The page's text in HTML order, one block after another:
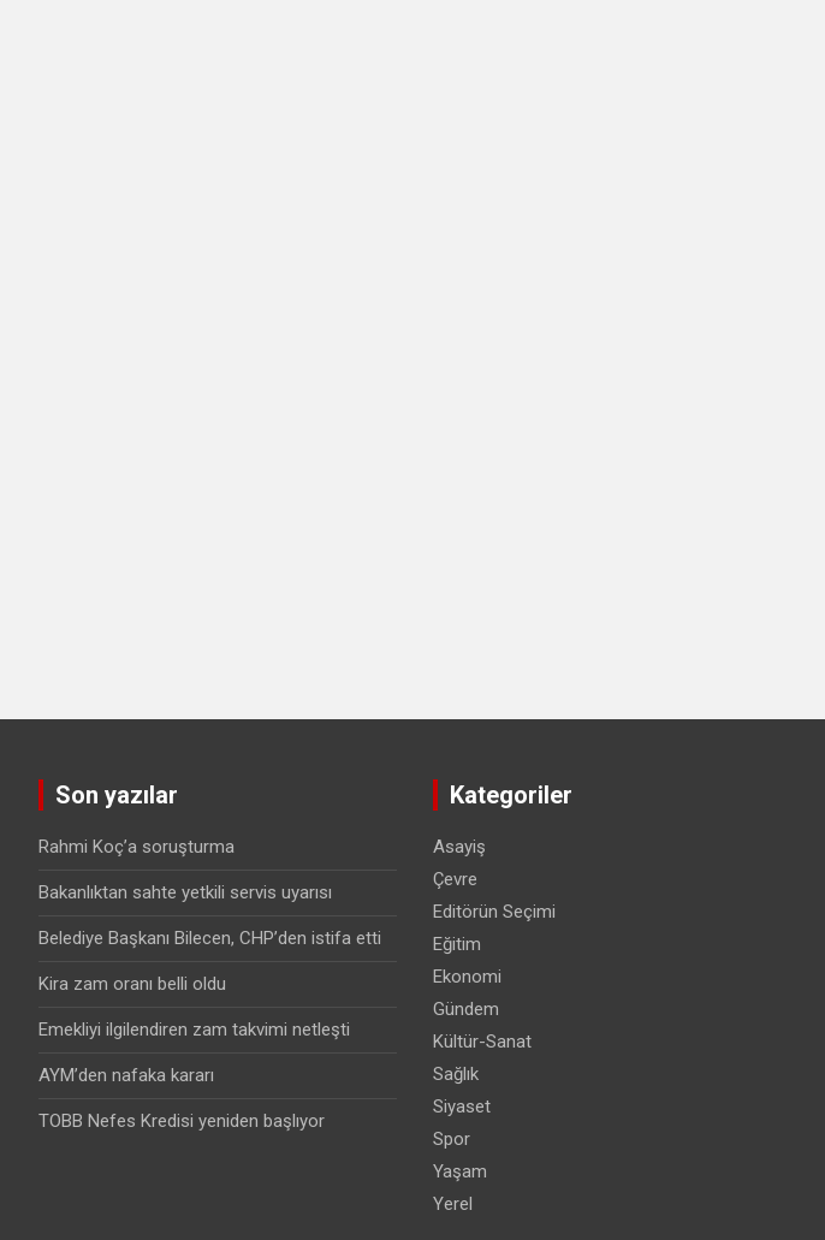
Son yazılar
Rahmi Koç’a soruşturma
Bakanlıktan sahte yetkili servis uyarısı
Belediye Başkanı Bilecen, CHP’den istifa etti
Kira zam oranı belli oldu
Emekliyi ilgilendiren zam takvimi netleşti
AYM’den nafaka kararı
TOBB Nefes Kredisi yeniden başlıyor
Kategoriler
Asayiş
Çevre
Editörün Seçimi
Eğitim
Ekonomi
Gündem
Kültür-Sanat
Sağlık
Siyaset
Spor
Yaşam
Yerel